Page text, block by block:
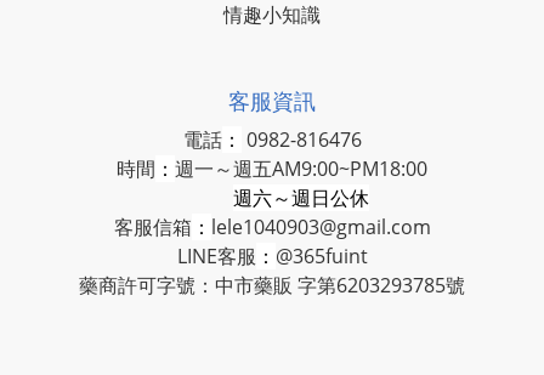
情趣小知識
客服資訊
電話： 0982-816476
時間 ： 週一～週五AM9:00~PM18:00
週六～週日公休
客服信箱 ： lele1040903@gmail.com
LINE客服 ： @365fuint
藥商許可字號：中市藥販 字第6203293785號